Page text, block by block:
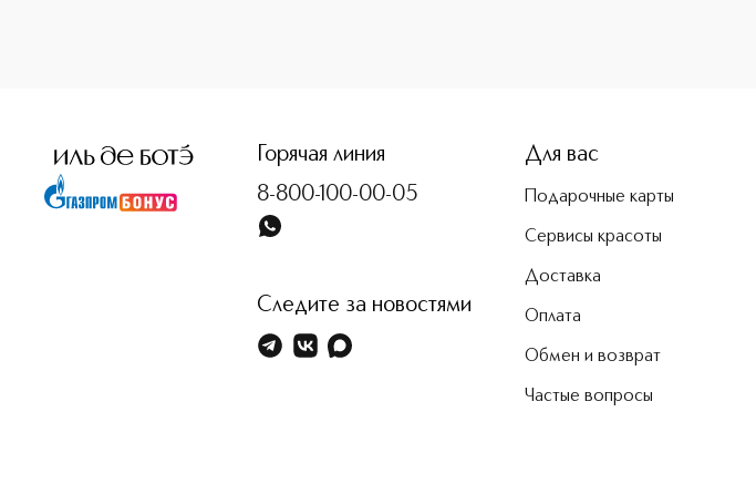
Горячая линия
8-800-100-00-05
Следите за новостями
Для вас
Подарочные карты
Сервисы красоты
Доставка
Оплата
Обмен и возврат
Частые вопросы